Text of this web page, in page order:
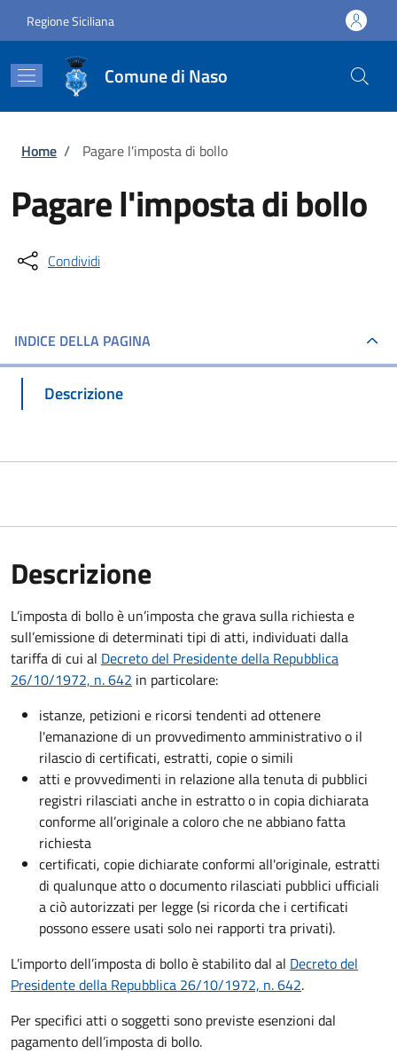
Regione Siciliana
Comune di Naso
Briciole di pane
Home / Pagare l'imposta di bollo
Pagare l'imposta di bollo
Condividi
INDICE DELLA PAGINA
Descrizione
Descrizione
L’imposta di bollo è un’imposta che grava sulla richiesta e
sull’emissione di determinati tipi di atti, individuati dalla
tariffa di cui al Decreto del Presidente della Repubblica
26/10/1972, n. 642 in particolare:
istanze, petizioni e ricorsi tendenti ad ottenere
l'emanazione di un provvedimento amministrativo o il
rilascio di certificati, estratti, copie o simili
atti e provvedimenti in relazione alla tenuta di pubblici
registri rilasciati anche in estratto o in copia dichiarata
conforme all’originale a coloro che ne abbiano fatta
richiesta
certificati, copie dichiarate conformi all'originale, estratti
di qualunque atto o documento rilasciati pubblici ufficiali
a ciò autorizzati per legge (si ricorda che i certificati
possono essere usati solo nei rapporti tra privati).
L’importo dell’imposta di bollo è stabilito dal al Decreto del
Presidente della Repubblica 26/10/1972, n. 642.
Per specifici atti o soggetti sono previste esenzioni dal
pagamento dell’imposta di bollo.